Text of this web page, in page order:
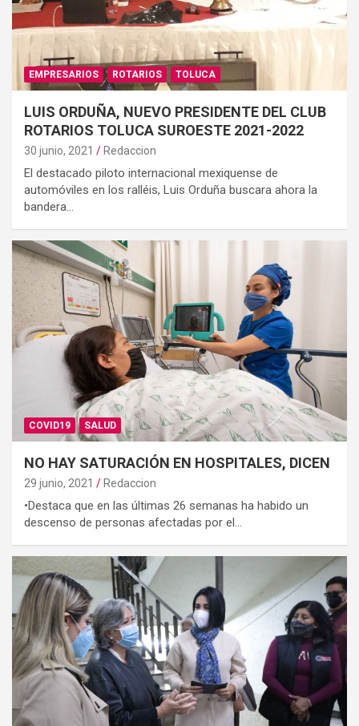
EMPRESARIOS ROTARIOS TOLUCA
LUIS ORDUÑA, NUEVO PRESIDENTE DEL CLUB
ROTARIOS TOLUCA SUROESTE 2021-2022
30 junio, 2021 Redaccion
El destacado piloto internacional mexiquense de
automóviles en los ralléis, Luis Orduña buscara ahora la
bandera…
COVID19 SALUD
NO HAY SATURACIÓN EN HOSPITALES, DICEN
29 junio, 2021 Redaccion
•Destaca que en las últimas 26 semanas ha habido un
descenso de personas afectadas por el…